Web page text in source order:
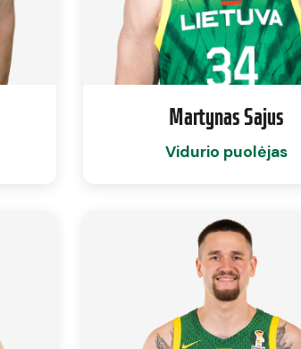
Martynas Sajus
Vidurio puolėjas